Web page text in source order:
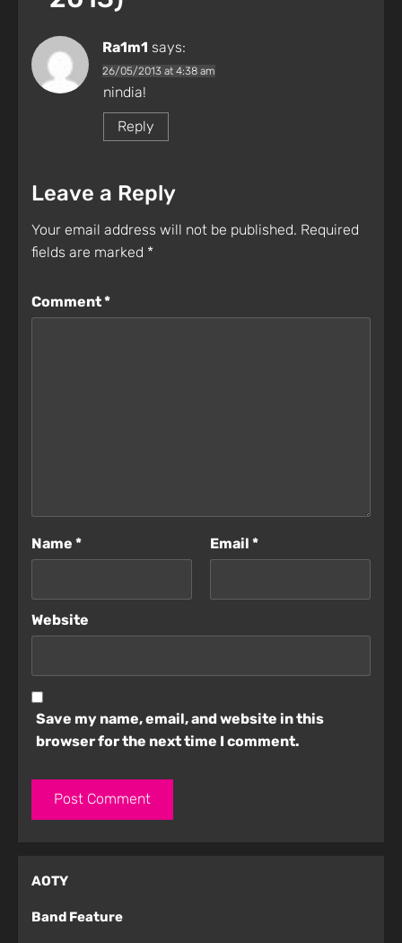
Ra1m1 says:
26/05/2013 at 4:38 am
nindia!
Reply
Leave a Reply
Your email address will not be published. Required
fields are marked *
Comment*
Name * Email *
Website
Save my name, email, and website in this
browser for the next time I comment.
AOTY
Band Feature